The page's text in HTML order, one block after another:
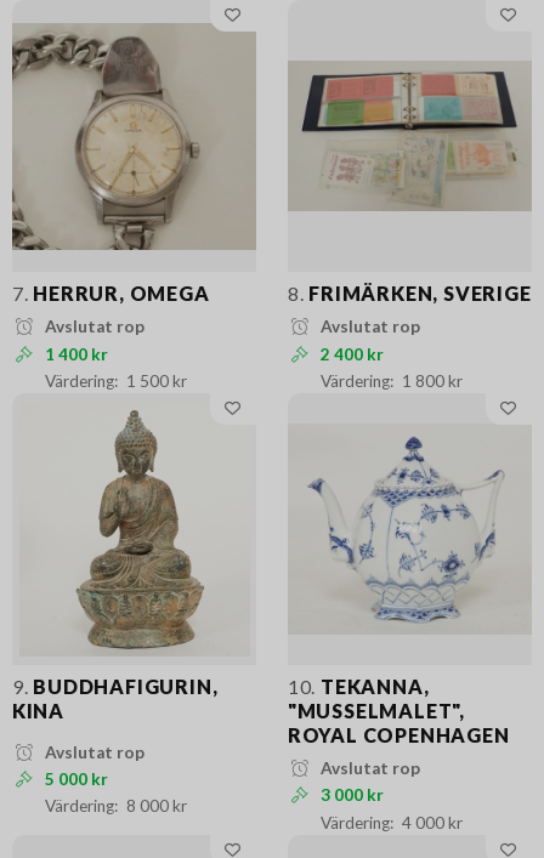
7. HERRUR, OMEGA
Avslutat rop
1 400 kr
1 500 kr
8. FRIMÄRKEN, SVERIGE
Avslutat rop
2 400 kr
1 800 kr
9. BUDDHAFIGURIN,
KINA
Avslutat rop
5 000 kr
8 000 kr
10. TEKANNA,
"MUSSELMALET",
ROYAL COPENHAGEN
Avslutat rop
3 000 kr
4 000 kr